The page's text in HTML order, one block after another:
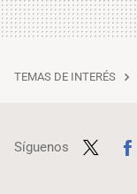
TEMAS DE INTERÉS
Síguenos